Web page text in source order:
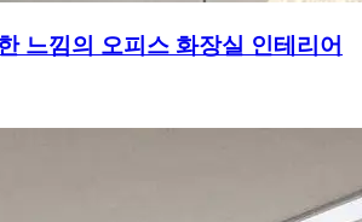
느낌의 오피스 화장실 인테리어